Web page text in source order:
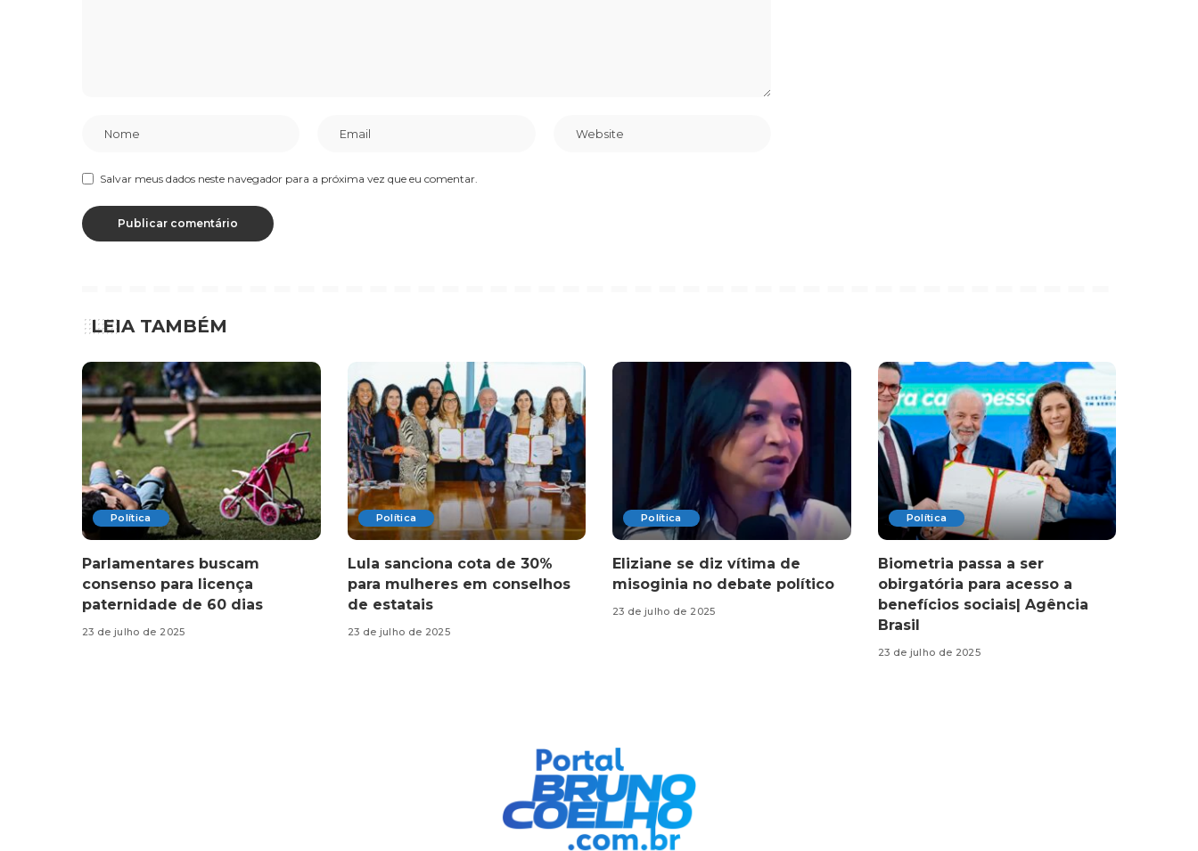
Salvar meus dados neste navegador para a próxima vez que eu comentar.
LEIA TAMBÉM
Política
Parlamentares buscam
consenso para licença
paternidade de 60 dias
23 de julho de 2025
Política
Lula sanciona cota de 30%
para mulheres em conselhos
de estatais
23 de julho de 2025
Política
Eliziane se diz vítima de
misoginia no debate político
23 de julho de 2025
Política
Biometria passa a ser
obirgatória para acesso a
benefícios sociais| Agência
Brasil
23 de julho de 2025